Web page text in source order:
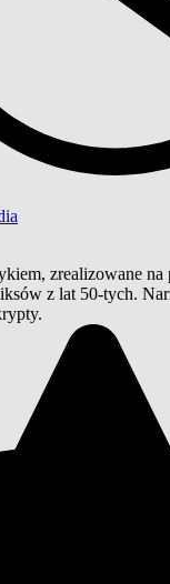
zrealizowane na
z lat 50-tych.